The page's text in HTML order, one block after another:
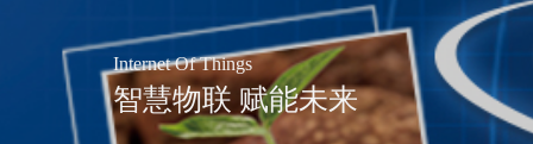
Internet Of Things
智慧物联 赋能未来